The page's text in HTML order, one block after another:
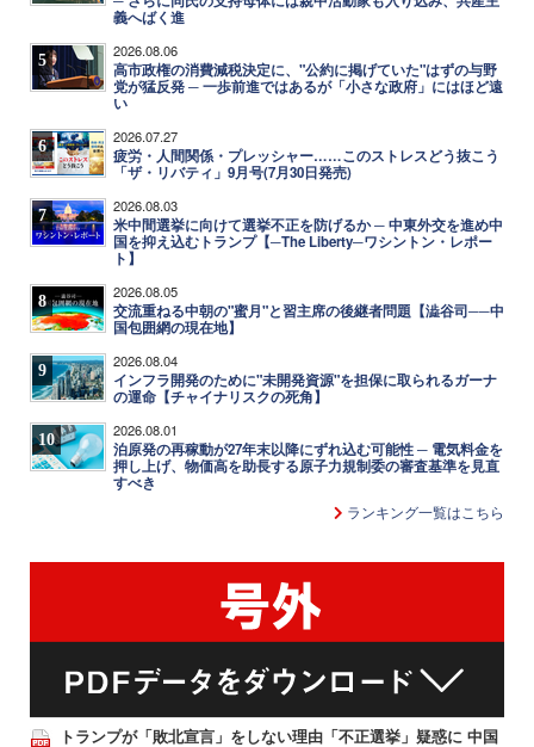
義へばく進
5 2026.08.06
高市政権の消費減税決定に、"公約に掲げていた"はずの与野
党が猛反発 ─ 一歩前進ではあるが「小さな政府」にはほど遠
い
6 2026.07.27
疲労・人間関係・プレッシャー……このストレスどう抜こう
「ザ・リバティ」9月号(7月30日発売)
7 2026.08.03
米中間選挙に向けて選挙不正を防げるか ─ 中東外交を進め中
国を抑え込むトランプ【─The Liberty─ワシントン・レポー
ト】
8 2026.08.05
交流重ねる中朝の"蜜月"と習主席の後継者問題【澁谷司──中
国包囲網の現在地】
9 2026.08.04
インフラ開発のために"未開発資源"を担保に取られるガーナ
の運命【チャイナリスクの死角】
10 2026.08.01
泊原発の再稼動が27年末以降にずれ込む可能性 ─ 電気料金を
押し上げ、物価高を助長する原子力規制委の審査基準を見直
すべき
ランキング一覧はこちら
トランプが「敗北宣言」をしない理由「不正選挙」疑惑に 中国